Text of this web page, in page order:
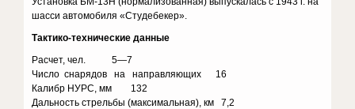
шасси автомобиля «Студебекер».
Тактико-технические данные
Расчет, чел. 5—7
Число снарядов на направляющих 16
Калибр НУРС, мм 132
Дальность стрельбы (максимальная), км 7,2